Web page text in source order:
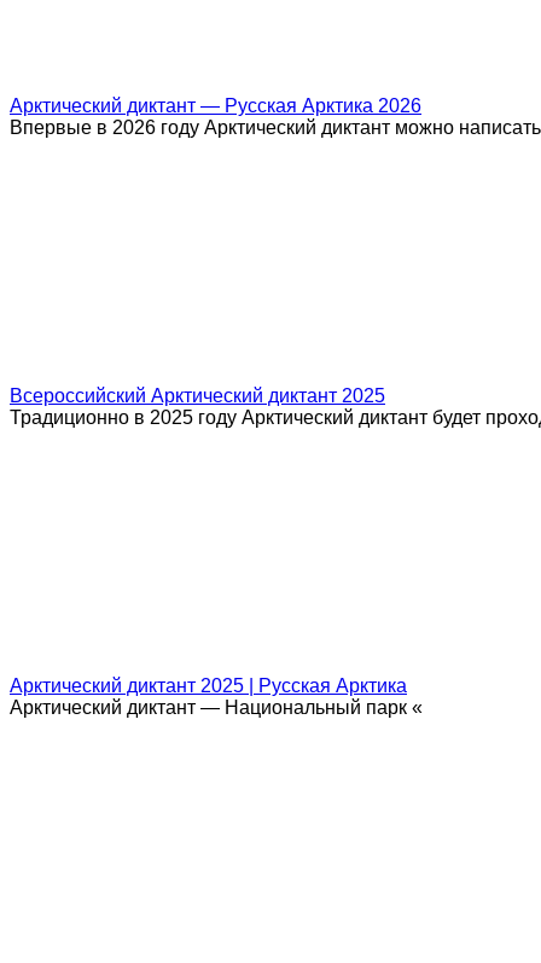
Арктический диктант — Русская Арктика 2026
Впервые в 2026 году Арктический диктант можно написать
Всероссийский Арктический диктант 2025
Традиционно в 2025 году Арктический диктант будет
Арктический диктант 2025 | Русская Арктика
Арктический диктант — Национальный парк «